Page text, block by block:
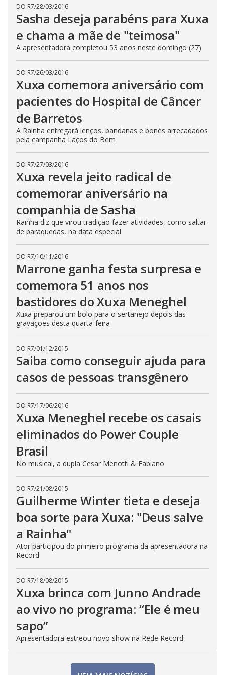
DO R7/28/03/2016
Sasha deseja parabéns para Xuxa
e chama a mãe de "teimosa"
A apresentadora completou 53 anos neste domingo (27)
DO R7/26/03/2016
Xuxa comemora aniversário com
pacientes do Hospital de Câncer
de Barretos
A Rainha entregará lenços, bandanas e bonés arrecadados
pela campanha Laços do Bem
DO R7/27/03/2016
Xuxa revela jeito radical de
comemorar aniversário na
companhia de Sasha
Rainha diz que virou tradição fazer atividades, como saltar
de paraquedas, na data especial
DO R7/10/11/2016
Marrone ganha festa surpresa e
comemora 51 anos nos
bastidores do Xuxa Meneghel
Xuxa preparou um bolo para o sertanejo depois das
gravações desta quarta-feira
DO R7/01/12/2015
Saiba como conseguir ajuda para
casos de pessoas transgênero
DO R7/17/06/2016
Xuxa Meneghel recebe os casais
eliminados do Power Couple
Brasil
No musical, a dupla Cesar Menotti & Fabiano
DO R7/21/08/2015
Guilherme Winter tieta e deseja
boa sorte para Xuxa: "Deus salve
a Rainha"
Ator participou do primeiro programa da apresentadora na
Record
DO R7/18/08/2015
Xuxa brinca com Junno Andrade
ao vivo no programa: “Ele é meu
sapo”
Apresentadora estreou novo show na Rede Record